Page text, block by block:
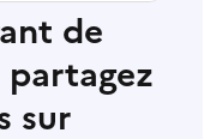
de
partagez
sur